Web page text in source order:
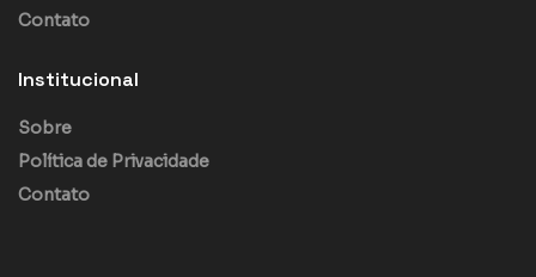
Contato
Institucional
Sobre
Política de Privacidade
Contato